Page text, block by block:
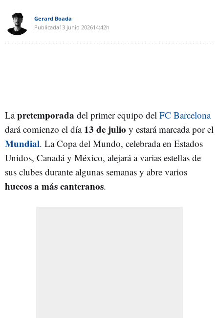
Gerard Boada
Publicada13 junio 202614:42h
Lapretemporada del primer equipo del FC Barcelona
dará comienzo el día 13 de julio y estará marcada por el
Mundial. La Copa del Mundo, celebrada en Estados
Unidos, Canadá y México, alejará a varias estellas de
sus clubes durante algunas semanas y abre varios
huecos a más canteranos.